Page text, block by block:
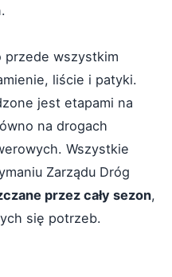
przede wszystkim
liście i patyki.
jest etapami na
na drogach
Wszystkie
Zarządu Dróg
przez cały sezon,
się potrzeb.